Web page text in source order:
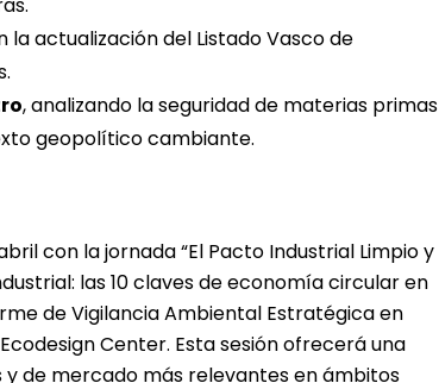
la actualización del Listado Vasco de
, analizando la seguridad de materias primas
geopolítico cambiante.
con la jornada “El Pacto Industrial Limpio y
las 10 claves de economía circular en
de Vigilancia Ambiental Estratégica en
Center. Esta sesión ofrecerá una
de mercado más relevantes en ámbitos